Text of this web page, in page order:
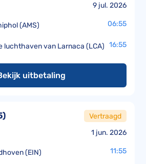
9 jul. 2026
(AMS) 06:55
luchthaven van Larnaca (LCA) 16:55
uitbetaling
1 jun. 2026
) Vertraagd
(EIN) 11:55